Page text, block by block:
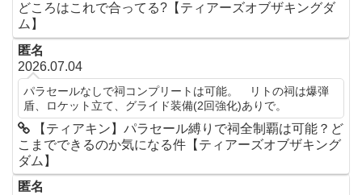
どころはこれで合ってる?【ティアーズオブザキングダ
ム】
匿名
2026.07.04
パラセールなしで祠コンプリートは可能。 リトの祠は爆弾
盾、ロケット立て、グライド装備(2回強化)ありで。
【ティアキン】パラセール縛りで祠全制覇は可能？ど
こまでできるのか気になる件【ティアーズオブザキング
ダム】
匿名